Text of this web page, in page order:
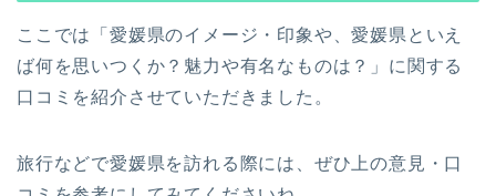
ここでは「愛媛県のイメージ・印象や、愛媛県といえ
ば何を思いつくか？魅力や有名なものは？」に関する
口コミを紹介させていただきました。
旅行などで愛媛県を訪れる際には、ぜひ上の意見・口